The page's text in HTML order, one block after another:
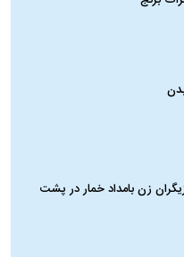
زن بامداد خمار در پشت